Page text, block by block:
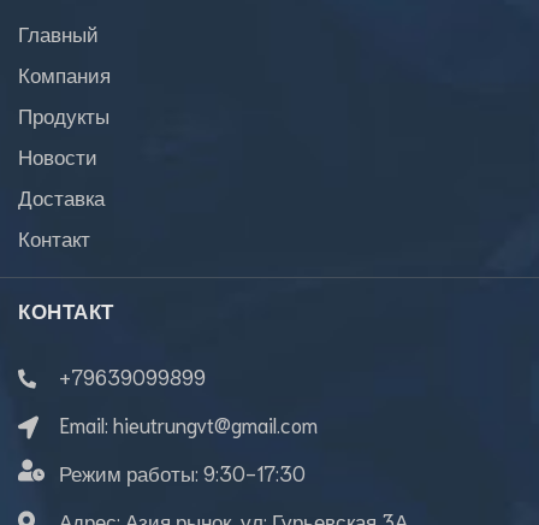
Главный
Компания
Продукты
Новости
Доставка
Контакт
КОНТАКТ
+79639099899
Email: hieutrungvt@gmail.com
Режим работы: 9:30-17:30
Адрес: Азия рынок, ул: Гурьевская 3А